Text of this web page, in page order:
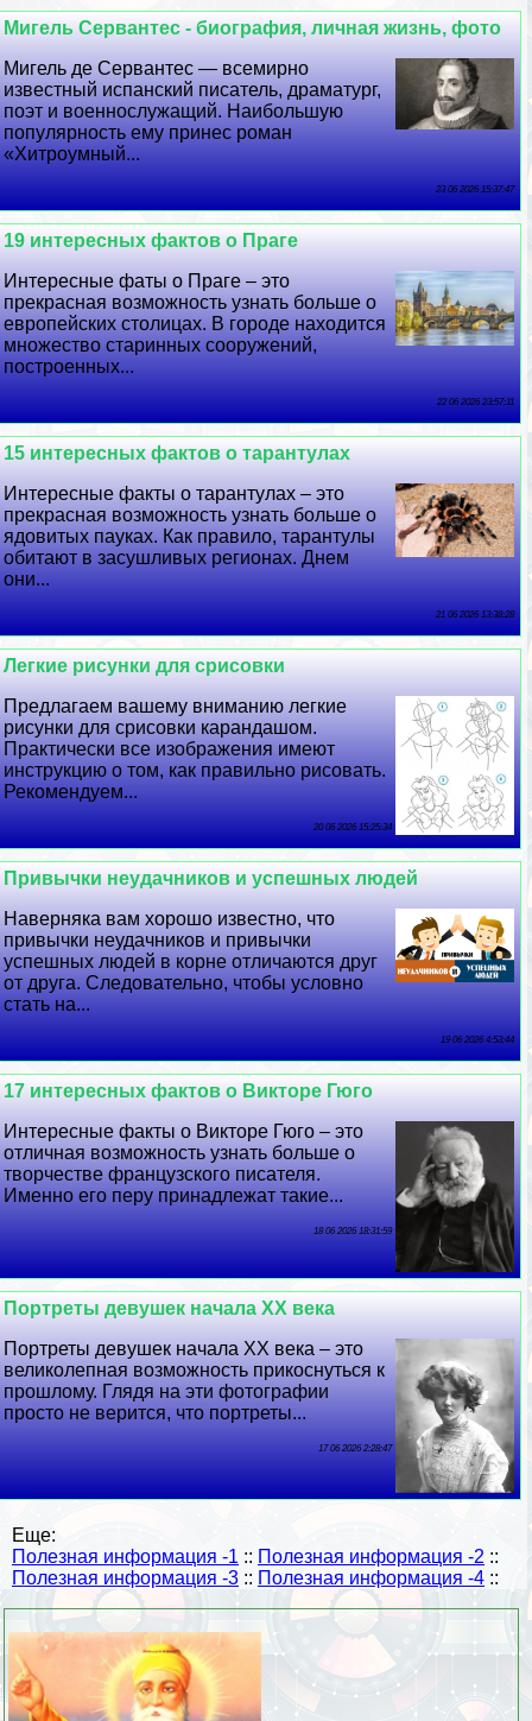
Мигель Сервантес - биография, личная жизнь, фото
Мигель де Сервантес — всемирно
известный испанский писатель, драматург,
поэт и военнослужащий. Наибольшую
популярность ему принес роман
«Хитроумный...
23 06 2026 15:37:47
19 интересных фактов о Праге
Интересные фаты о Праге – это
прекрасная возможность узнать больше о
европейских столицах. В городе находится
множество старинных сооружений,
построенных...
22 06 2026 23:57:11
15 интересных фактов о тарантулах
Интересные факты о тарантулах – это
прекрасная возможность узнать больше о
ядовитых пауках. Как правило, тарантулы
обитают в засушливых регионах. Днем
они...
21 06 2026 13:38:28
Легкие рисунки для срисовки
Предлагаем вашему вниманию легкие
рисунки для срисовки карандашом.
Пpaктически все изображения имеют
инструкцию о том, как правильно рисовать.
Рекомендуем...
20 06 2026 15:25:34
Привычки неудачников и успешных людей
Наверняка вам хорошо известно, что
привычки неудачников и привычки
успешных людей в корне отличаются друг
от друга. Следовательно, чтобы условно
стать на...
19 06 2026 4:53:44
17 интересных фактов о Викторе Гюго
Интересные факты о Викторе Гюго – это
отличная возможность узнать больше о
творчестве французского писателя.
Именно его перу принадлежат такие...
18 06 2026 18:31:59
Портреты дeвyшек начала XX века
Портреты дeвyшек начала XX века – это
великолепная возможность прикоснуться к
прошлому. Глядя на эти фотографии
просто не верится, что портреты...
17 06 2026 2:28:47
Еще:
Полезная информация -1 :: Полезная информация -2 ::
Полезная информация -3 :: Полезная информация -4 ::